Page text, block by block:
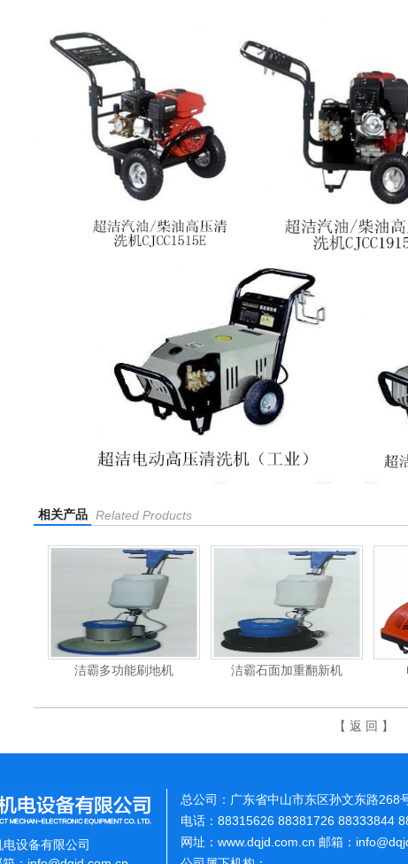
相关产品 Related Products
霸多功能刷地机 洁霸石面加重翻新机 电动高压清洗机
【 返 回 】
设备有限公司
总公司：广东省中山市东区孙文东路
电话：88315626 88381726 88333844
网址：www.dqjd.com.cn 邮箱：